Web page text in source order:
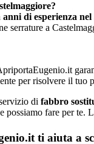
anni di esperienza nel
serrature a
per risolvere il tuo
di fabbro
possiamo fare per te.
ti aiuta a